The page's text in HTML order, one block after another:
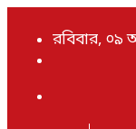
রবিবার, ০৯